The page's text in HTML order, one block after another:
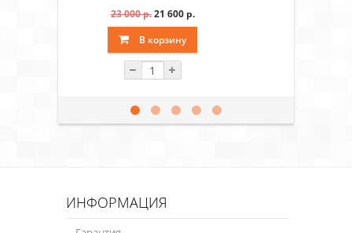
23 000 р. 21 600 р.
В корзину
ИНФОРМАЦИЯ